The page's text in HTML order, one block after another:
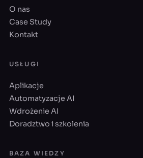
O nas
Case Study
Kontakt
USŁUGI
Aplikacje
Automatyzacje AI
Wdrożenie AI
Doradztwo i szkolenia
BAZA WIEDZY